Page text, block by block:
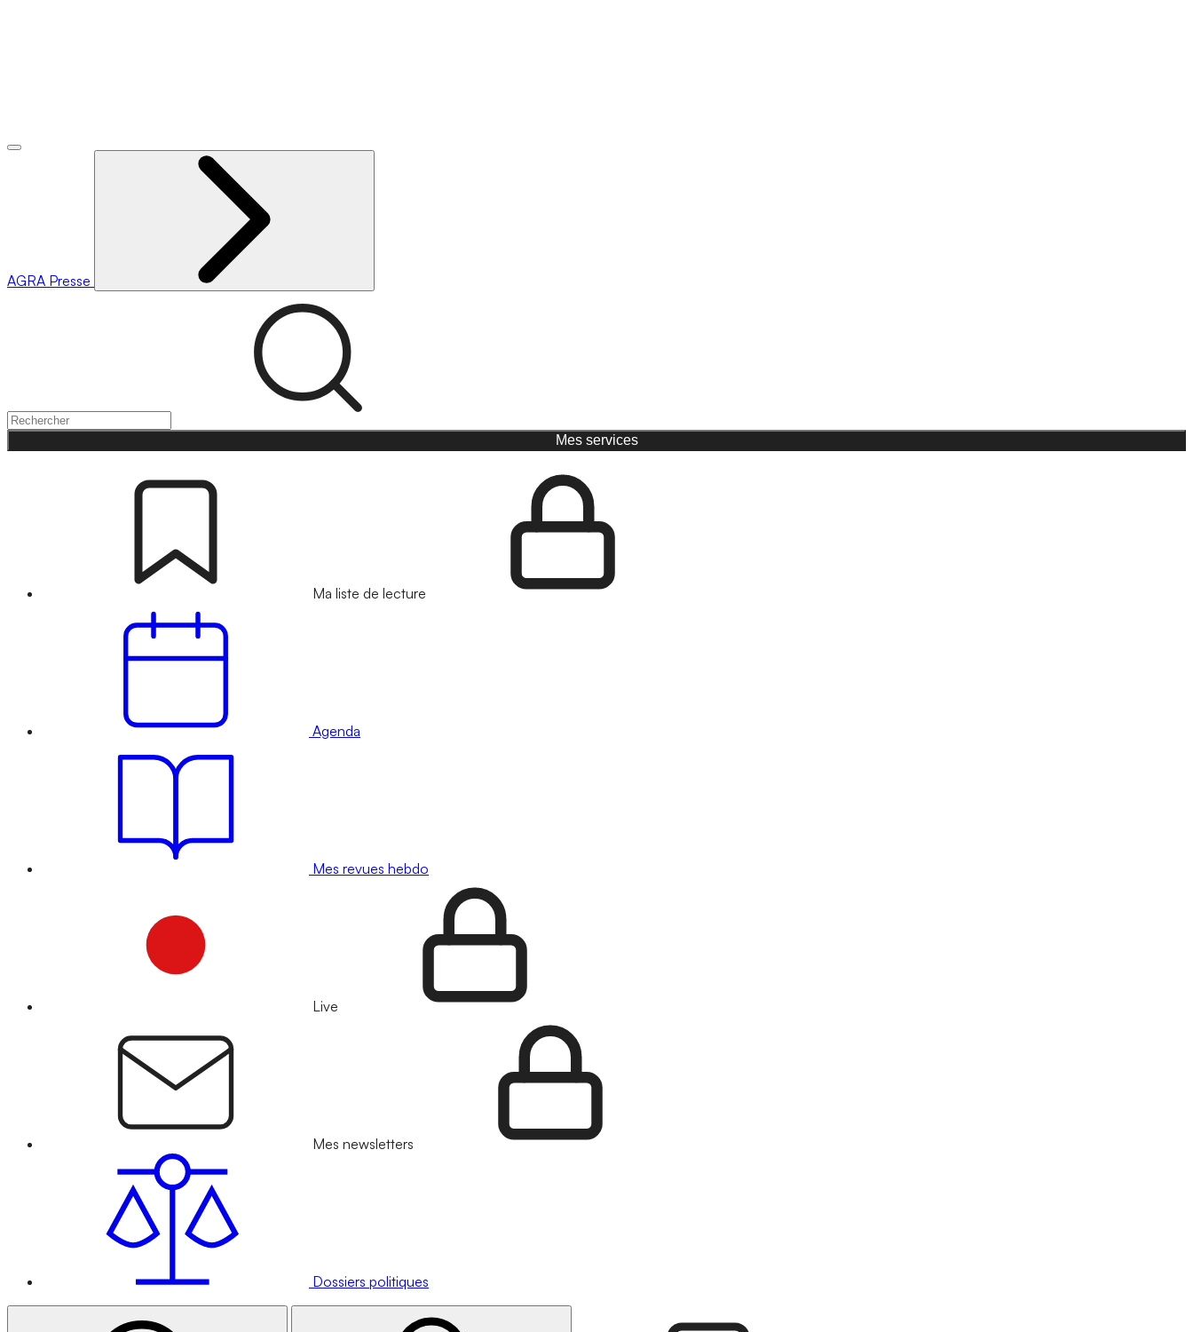
AGRA Presse
Mes services
Ma liste de lecture
Agenda
Mes revues hebdo
Live
Mes newsletters
Dossiers politiques